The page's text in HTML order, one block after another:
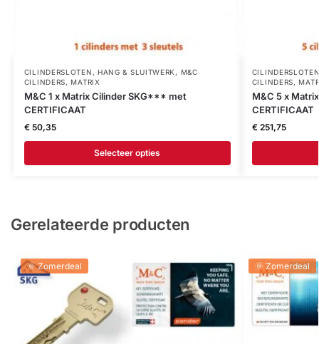
CILINDERSLOTEN , HANG & SLUITWERK , M&C
CILINDERS,MATRIX
M&C 1 x Matrix Cilinder SKG*** met
CERTIFICAAT
€50,35
Selecteer opties
CILINDERS,
M&C 5 x
CERTIFICAAT
€251,75
Gerelateerde producten
🌞 Zomerdeal 🌞 Zomerdeal